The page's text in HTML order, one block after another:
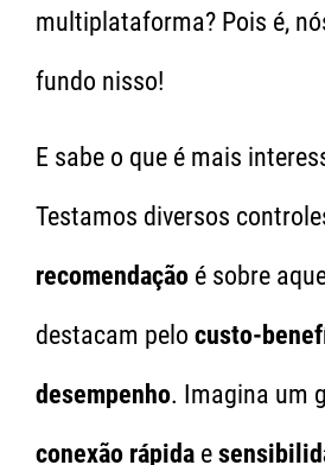
multiplataforma? Pois é,
fundo nisso!
E sabe o que é mais
Testamos diversos
recomendação é sobre
destacam pelo custo-
desempenho. Imagina um
conexão rápida e